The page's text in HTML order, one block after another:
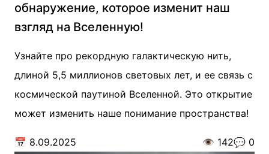
обнаружение, которое изменит наш
взгляд на Вселенную!
Узнайте про рекордную галактическую нить,
длиной 5,5 миллионов световых лет, и ее связь с
космической паутиной Вселенной. Это открытие
может изменить наше понимание пространства!
📅 8.09.2025 👁️ 142💬 0